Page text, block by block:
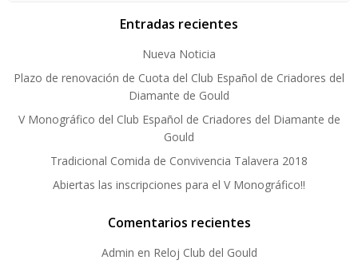
Entradas recientes
Nueva Noticia
Plazo de renovación de Cuota del Club Español de Criadores del
Diamante de Gould
V Monográfico del Club Español de Criadores del Diamante de
Gould
Tradicional Comida de Convivencia Talavera 2018
Abiertas las inscripciones para el V Monográfico!!
Comentarios recientes
Admin en Reloj Club del Gould